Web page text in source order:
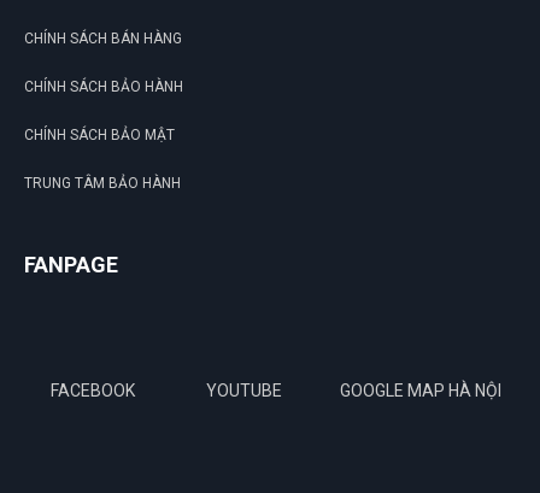
CHÍNH SÁCH BÁN HÀNG
CHÍNH SÁCH BẢO HÀNH
CHÍNH SÁCH BẢO MẬT
TRUNG TÂM BẢO HÀNH
FANPAGE
FACEBOOK YOUTUBE GOOGLE MAP HÀ NỘI